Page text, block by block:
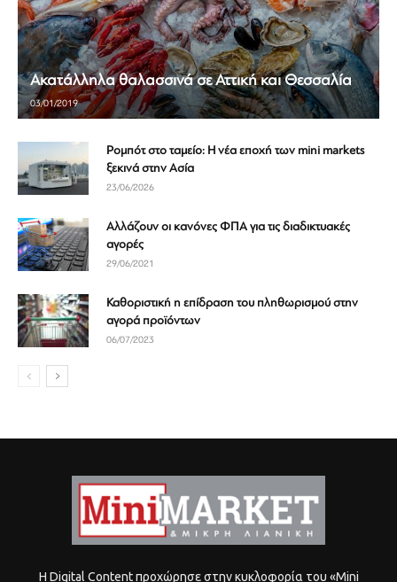
Ακατάλληλα θαλασσινά σε Αττική και Θεσσαλία
03/01/2019
Ρομπότ στο ταμείο: Η νέα εποχή των mini markets
ξεκινά στην Ασία
23/06/2026
Αλλάζουν οι κανόνες ΦΠΑ για τις διαδικτυακές
αγορές
29/06/2021
Καθοριστική η επίδραση του πληθωρισμού στην
αγορά προϊόντων
06/07/2023
Η Digital Content προχώρησε στην κυκλοφορία του «Mini